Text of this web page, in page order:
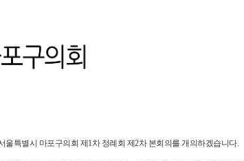
특별시 마포구의회 제1차 정례회 제2차 본회의를 개의하겠습니다.